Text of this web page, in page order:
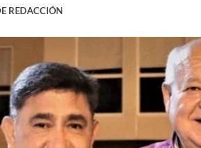
REDACCIÓN